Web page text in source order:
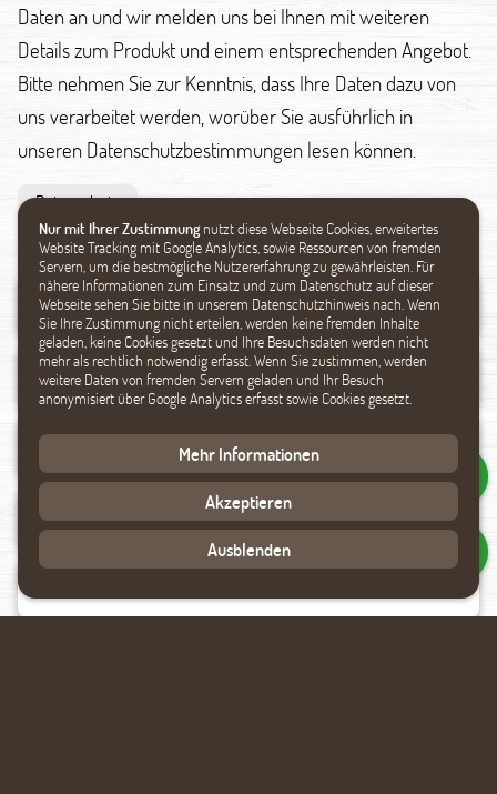
Nur mit Ihrer Zustimmung nutzt diese Webseite Cookies, erweitertes
Website Tracking mit Google Analytics, sowie Ressourcen von fremden
Servern, um die bestmögliche Nutzererfahrung zu gewährleisten. Für
nähere Informationen zum Einsatz und zum Datenschutz auf dieser
Webseite sehen Sie bitte in unserem Datenschutzhinweis nach. Wenn
Sie Ihre Zustimmung nicht erteilen, werden keine fremden Inhalte
geladen, keine Cookies gesetzt und Ihre Besuchsdaten werden nicht
mehr als rechtlich notwendig erfasst. Wenn Sie zustimmen, werden
weitere Daten von fremden Servern geladen und Ihr Besuch
anonymisiert über Google Analytics erfasst sowie Cookies gesetzt.
Mehr Informationen
Akzeptieren
Ausblenden
Daten an und wir melden uns bei Ihnen mit weiteren
Details zum Produkt und einem entsprechenden Angebot.
Bitte nehmen Sie zur Kenntnis, dass Ihre Daten dazu von
uns verarbeitet werden, worüber Sie ausführlich in
unseren Datenschutzbestimmungen lesen können.
Datenschutz